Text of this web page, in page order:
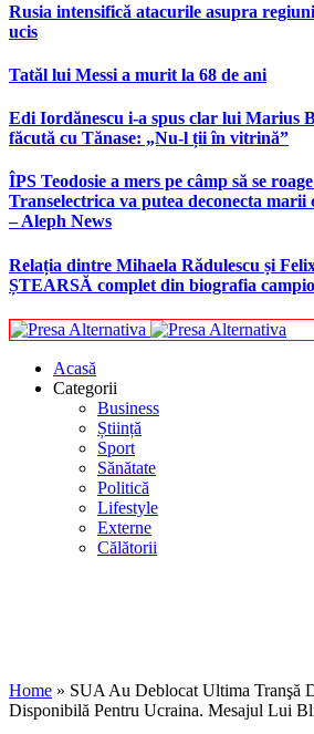
Rusia intensifică atacurile asupra
ucis
Tatăl lui Messi a murit la 68 de ani
Edi Iordănescu i-a spus clar lui Marius
făcută cu Tănase: „Nu-l ții în vitrină”
ÎPS Teodosie a mers pe câmp să se
Transelectrica va putea deconecta
– Aleph News
Relația dintre Mihaela Rădulescu și
ȘTEARSĂ complet din biografia
Acasă
Categorii
Business
Știință
Sport
Sănătate
Politică
Lifestyle
Externe
Călătorii
Home » SUA Au Deblocat Ultima Tranşă
Disponibilă Pentru Ucraina. Mesajul Lui